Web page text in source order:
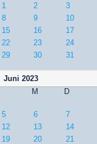
1
2 3
8
9 10
15
16 17
22
23 24
29
30 31
Juni 2023
M
D
5
6 7
12
13 14
19
20 21